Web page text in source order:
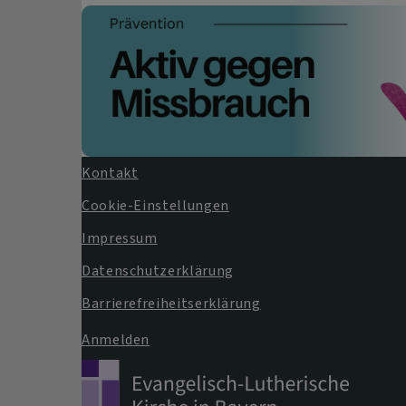
Fußbereichsmenü
Kontakt
Cookie-Einstellungen
Impressum
Datenschutzerklärung
Barrierefreiheitserklärung
Benutzermenü
Anmelden